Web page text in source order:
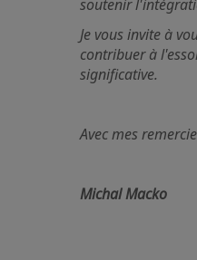
soutenir
Je vous invite à
contribuer à
significative.
Avec mes
Michal Macko